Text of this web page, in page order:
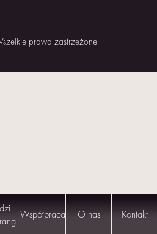
Współpraca O nas Kontakt
prawa zastrzeżone.